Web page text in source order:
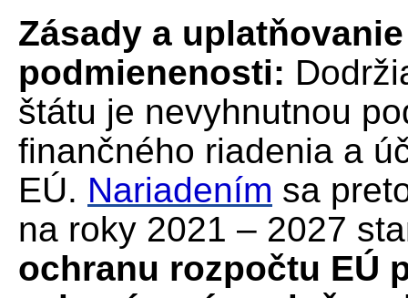
Zásady a
podmienenosti:
štátu je nevyhnutnou
finančného riadenia a
EÚ. Nariadením sa
na roky 2021 – 2027
ochranu rozpočtu EÚ